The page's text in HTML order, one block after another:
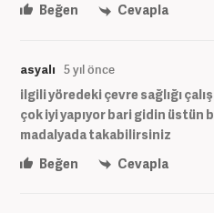
Beğen
Cevapla
asyalı 5 yıl önce
ilgili yöredeki çevre sağlığı
çok iyi yapıyor bari gidin üstün
madalyada takabilirsiniz
Beğen
Cevapla